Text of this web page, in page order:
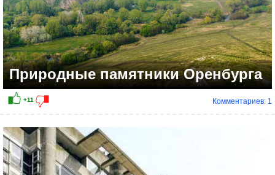
+12
Природные памятники Оренбурга
Комментариев: 1